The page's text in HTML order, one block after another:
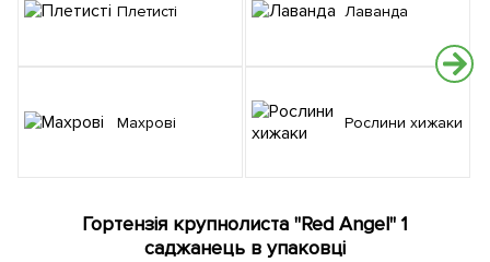
Плетисті
Махрові
Лаванда
Рослини хижаки
Гортензія крупнолиста "Red Angel" 1
саджанець в упаковці